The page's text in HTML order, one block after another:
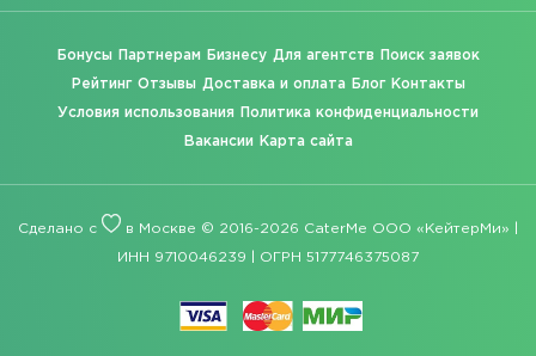
Бонусы Партнерам Бизнесу Для агентств Поиск заявок
Рейтинг Отзывы Доставка и оплата Блог Контакты
Условия использования Политика конфиденциальности
Вакансии Карта сайта
Сделано с в Москве © 2016-2026 CaterMe ООО «КейтерМи» |
ИНН 9710046239 | ОГРН 5177746375087